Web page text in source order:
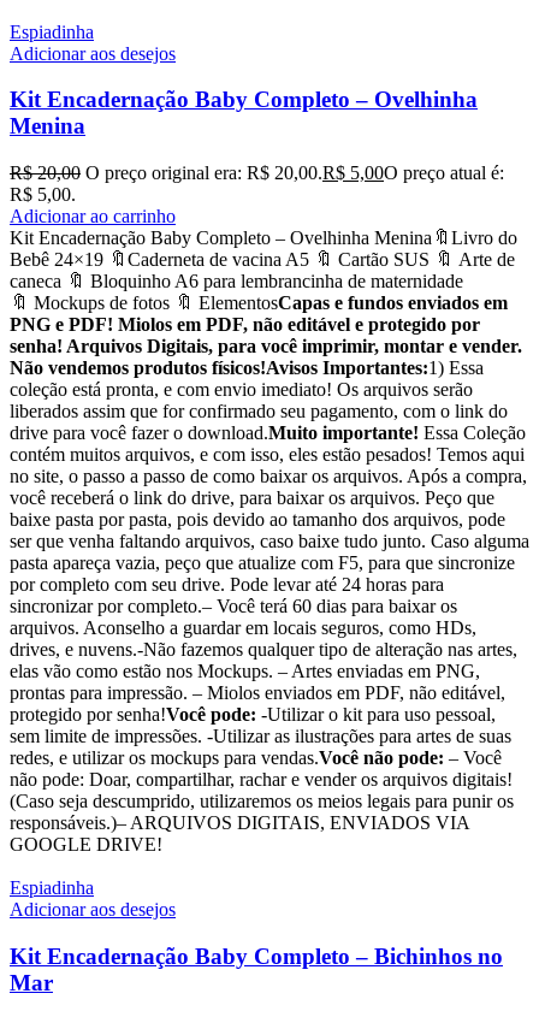
Espiadinha
Adicionar aos desejos
Kit Encadernação Baby Completo – Ovelhinha
Menina
R$20,00 O preço original era: R$ 20,00.R$ 5,00O preço atual é:
R$ 5,00.
Adicionar ao carrinho
Kit Encadernação Baby Completo – Ovelhinha Menina🔖Livro do
Bebê 24×19 🔖Caderneta de vacina A5 🔖 Cartão SUS 🔖 Arte de
caneca 🔖 Bloquinho A6 para lembrancinha de maternidade
🔖 Mockups de fotos 🔖 ElementosCapas e fundos enviados em
PNG e PDF! Miolos em PDF, não editável e protegido por
senha! Arquivos Digitais, para você imprimir, montar e vender.
Não vendemos produtos físicos!Avisos Importantes:1) Essa
coleção está pronta, e com envio imediato! Os arquivos serão
liberados assim que for confirmado seu pagamento, com o link do
drive para você fazer o download.Muito importante! Essa Coleção
contém muitos arquivos, e com isso, eles estão pesados! Temos aqui
no site, o passo a passo de como baixar os arquivos. Após a compra,
você receberá o link do drive, para baixar os arquivos. Peço que
baixe pasta por pasta, pois devido ao tamanho dos arquivos, pode
ser que venha faltando arquivos, caso baixe tudo junto. Caso alguma
pasta apareça vazia, peço que atualize com F5, para que sincronize
por completo com seu drive. Pode levar até 24 horas para
sincronizar por completo.– Você terá 60 dias para baixar os
arquivos. Aconselho a guardar em locais seguros, como HDs,
drives, e nuvens.-Não fazemos qualquer tipo de alteração nas artes,
elas vão como estão nos Mockups. – Artes enviadas em PNG,
prontas para impressão. – Miolos enviados em PDF, não editável,
protegido por senha!Você pode: -Utilizar o kit para uso pessoal,
sem limite de impressões. -Utilizar as ilustrações para artes de suas
redes, e utilizar os mockups para vendas.Você não pode: – Você
não pode: Doar, compartilhar, rachar e vender os arquivos digitais!
(Caso seja descumprido, utilizaremos os meios legais para punir os
responsáveis.)– ARQUIVOS DIGITAIS, ENVIADOS VIA
GOOGLE DRIVE!
Espiadinha
Adicionar aos desejos
Kit Encadernação Baby Completo – Bichinhos no
Mar